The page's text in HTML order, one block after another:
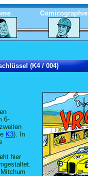
Comicographie
(K4 / 004)
6-
K3). In
hier